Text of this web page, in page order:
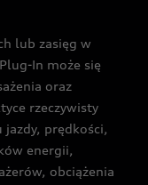
lub zasięg w
In może się
oraz
rzeczywisty
jazdy, prędkości,
energii,
obciążenia